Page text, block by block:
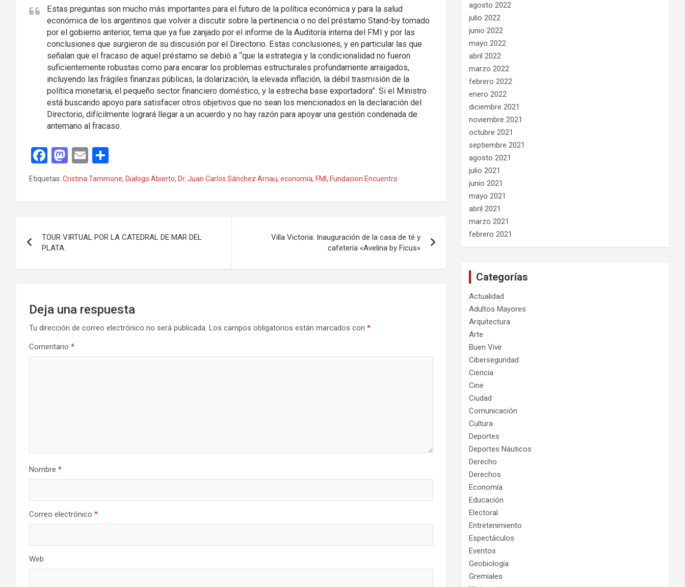
Estas preguntas son mucho más importantes para el futuro de la política económica y para la salud
económica de los argentinos que volver a discutir sobre la pertinencia o no del préstamo Stand-by tomado
por el gobierno anterior, tema que ya fue zanjado por el informe de la Auditoría interna del FMI y por las
conclusiones que surgieron de su discusión por el Directorio. Estas conclusiones, y en particular las que
señalan que el fracaso de aquel préstamo se debió a “que la estrategia y la condicionalidad no fueron
suficientemente robustas como para encarar los problemas estructurales profundamente arraigados,
incluyendo las frágiles finanzas públicas, la dolarización, la elevada inflación, la débil trasmisión de la
política monetaria, el pequeño sector financiero doméstico, y la estrecha base exportadora”. Si el Ministro
está buscando apoyo para satisfacer otros objetivos que no sean los mencionados en la declaración del
Directorio, difícilmente logrará llegar a un acuerdo y no hay razón para apoyar una gestión condenada de
antemano al fracaso.
F
a
ce
b
o
k
M
a
st
o
o
E
m
ail m
p
tir
Etiquetas: Cristina Tammone, Dialogo Abierto, Dr. Juan Carlos Sánchez Arnau, economia, FMI , Fundacion Encuentro
de
entradas
TOUR VIRTUAL POR LA CATEDRAL DE MAR DEL
PLATA.
Villa Victoria: Inauguración de la casa de té y
cafetería «Avelina by Ficus»
Deja una respuesta
Tu dirección de correo electrónico no será publicada. Los campos obligatorios están marcados con *
Comentario *
Nombre *
Correo electrónico *
Web
agosto 2022
julio 2022
junio 2022
mayo 2022
abril 2022
marzo 2022
febrero 2022
enero 2022
diciembre 2021
noviembre 2021
octubre 2021
septiembre 2021
agosto 2021
julio 2021
junio 2021
mayo 2021
abril 2021
marzo 2021
febrero 2021
Categorías
Actualidad
Adultos Mayores
Arquitectura
Arte
Buen Vivir
Ciberseguridad
Ciencia
Cine
Ciudad
Comunicación
Cultura
Deportes
Deportes Náuticos
Derecho
Derechos
Economía
Educación
Electoral
Entretenimiento
Espectáculos
Eventos
Geobiología
Gremiales